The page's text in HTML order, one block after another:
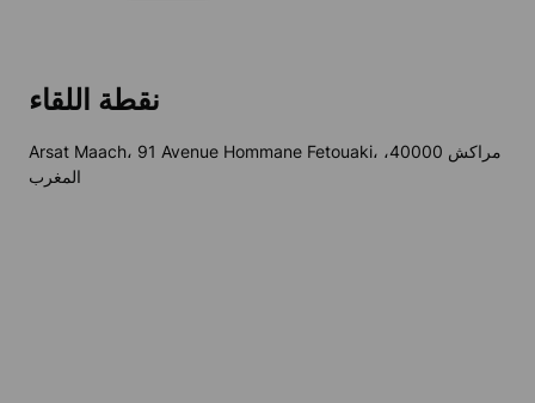
نقطة اللقاء
Arsat Maach، 91 Avenue Hommane Fetouaki، مراكش 40000،
المغرب